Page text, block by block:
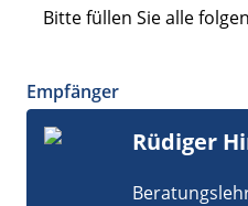
Bitte füllen Sie alle
Empfänger
Rüdiger